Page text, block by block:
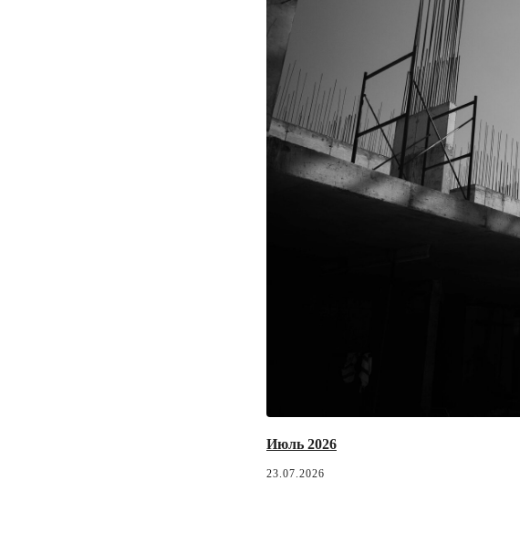
Июль 2026
23.07.2026